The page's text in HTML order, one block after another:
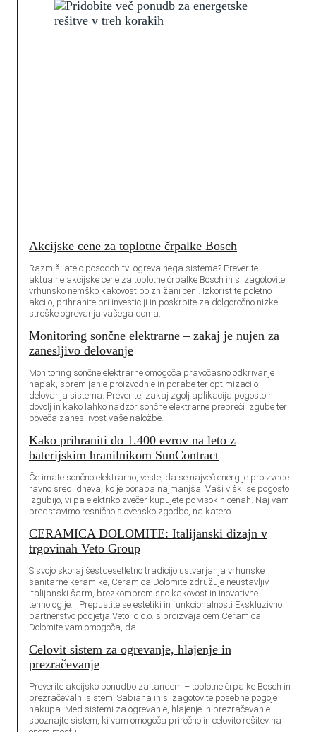
Akcijske cene za toplotne črpalke Bosch
Razmišljate o posodobitvi ogrevalnega sistema? Preverite
aktualne akcijske cene za toplotne črpalke Bosch in si zagotovite
vrhunsko nemško kakovost po znižani ceni. Izkoristite poletno
akcijo, prihranite pri investiciji in poskrbite za dolgoročno nizke
stroške ogrevanja vašega doma.
Monitoring sončne elektrarne – zakaj je nujen za
zanesljivo delovanje
Monitoring sončne elektrarne omogoča pravočasno odkrivanje
napak, spremljanje proizvodnje in porabe ter optimizacijo
delovanja sistema. Preverite, zakaj zgolj aplikacija pogosto ni
dovolj in kako lahko nadzor sončne elektrarne prepreči izgube ter
poveča zanesljivost vaše naložbe.
Kako prihraniti do 1.400 evrov na leto z
baterijskim hranilnikom SunContract
Če imate sončno elektrarno, veste, da se največ energije proizvede
ravno sredi dneva, ko je poraba najmanjša. Vaši viški se pogosto
izgubijo, vi pa elektriko zvečer kupujete po visokih cenah. Naj vam
predstavimo resnično slovensko zgodbo, na katero …
CERAMICA DOLOMITE: Italijanski dizajn v
trgovinah Veto Group
S svojo skoraj šestdesetletno tradicijo ustvarjanja vrhunske
sanitarne keramike, Ceramica Dolomite združuje neustavljiv
italijanski šarm, brezkompromisno kakovost in inovativne
tehnologije. Prepustite se estetiki in funkcionalnosti Ekskluzivno
partnerstvo podjetja Veto, d.o.o. s proizvajalcem Ceramica
Dolomite vam omogoča, da …
Celovit sistem za ogrevanje, hlajenje in
prezračevanje
Preverite akcijsko ponudbo za tandem – toplotne črpalke Bosch in
prezračevalni sistemi Sabiana in si zagotovite posebne pogoje
nakupa. Med sistemi za ogrevanje, hlajenje in prezračevanje
spoznajte sistem, ki vam omogoča priročno in celovito rešitev na